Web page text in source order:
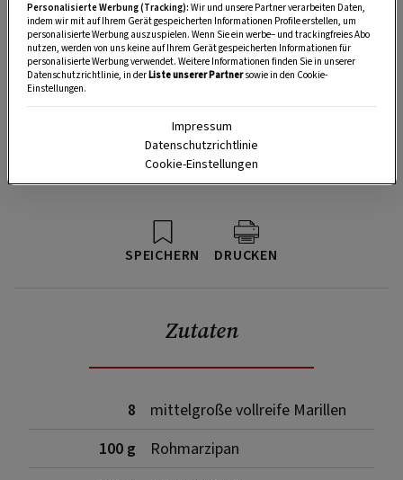
SPEICHERN DRUCKEN
Zutaten
8
mittelgroße vollreife Marillen
100 g
Rohmarzipan
Personalisierte Werbung (Tracking): Wir und unsere Partner verarbeiten Daten,
indem wir mit auf Ihrem Gerät gespeicherten Informationen Profile erstellen, um
personalisierte Werbung auszuspielen. Wenn Sie ein werbe– und trackingfreies Abo
nutzen, werden von uns keine auf Ihrem Gerät gespeicherten Informationen für
personalisierte Werbung verwendet. Weitere Informationen finden Sie in unserer
Datenschutzrichtlinie, in derListe unserer Partnersowie in den Cookie-
Einstellungen.
Impressum
Datenschutzrichtlinie
Cookie-Einstellungen